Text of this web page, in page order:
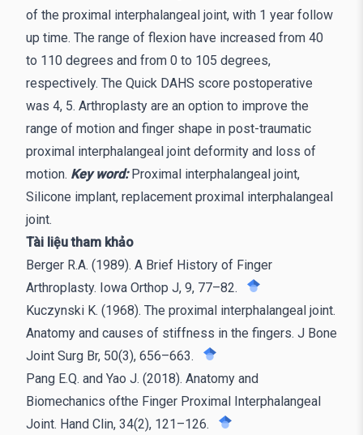
of the proximal interphalangeal joint, with 1 year follow
up time. The range of flexion have increased from 40
to 110 degrees and from 0 to 105 degrees,
respectively. The Quick DAHS score postoperative
was 4, 5. Arthroplasty are an option to improve the
range of motion and finger shape in post-traumatic
proximal interphalangeal joint deformity and loss of
motion. Key word:Proximal interphalangeal joint,
Silicone implant, replacement proximal interphalangeal
joint.
Tài liệu tham khảo
Berger R.A. (1989). A Brief History of Finger
Arthroplasty. Iowa Orthop J, 9, 77–82.
Kuczynski K. (1968). The proximal interphalangeal joint.
Anatomy and causes of stiffness in the fingers. J Bone
Joint Surg Br, 50(3), 656–663.
Pang E.Q. and Yao J. (2018). Anatomy and
Biomechanics ofthe Finger Proximal Interphalangeal
Joint. Hand Clin, 34(2), 121–126.